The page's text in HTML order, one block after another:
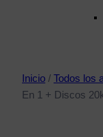
Inicio / Todos los
En 1 + Discos